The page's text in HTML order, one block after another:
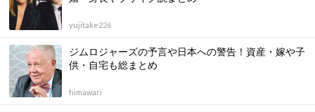
yujitake226
ジムロジャーズの予言や日本への警告！資産・嫁や子
供・自宅も総まとめ
himawari